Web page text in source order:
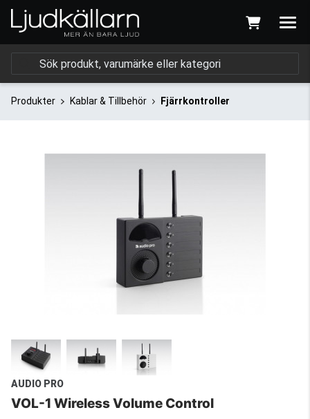
Produkter Kablar & Tillbehör Fjärrkontroller
AUDIO PRO
VOL-1 Wireless Volume Control